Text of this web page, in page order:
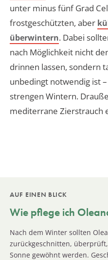
unter minus fünf Grad
frostgeschützten, aber
überwintern. Dabei
nach Möglichkeit nicht
drinnen lassen, sondern
unbedingt notwendig ist
strengen Wintern.
mediterrane Zierstrauch
AUF EINEN BLICK
Wie pflege ich
Nach dem Winter sollten
zurückgeschnitten,
Sonne gewöhnt werden.